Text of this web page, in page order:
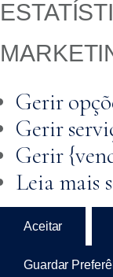
Gerir
Gerir
Gerir
Leia mais
Aceitar
Guardar